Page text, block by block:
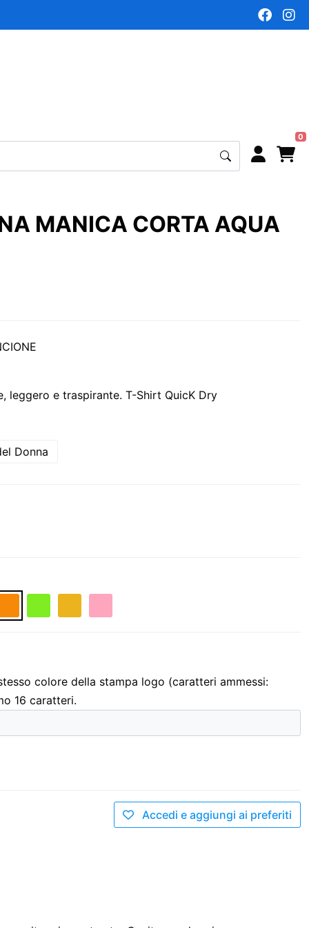
0
MANICA CORTA AQUA
leggero e traspirante. T-Shirt QuicK Dry
Donna
colore della stampa logo (caratteri ammessi:
16 caratteri.
Accedi e aggiungi ai preferiti